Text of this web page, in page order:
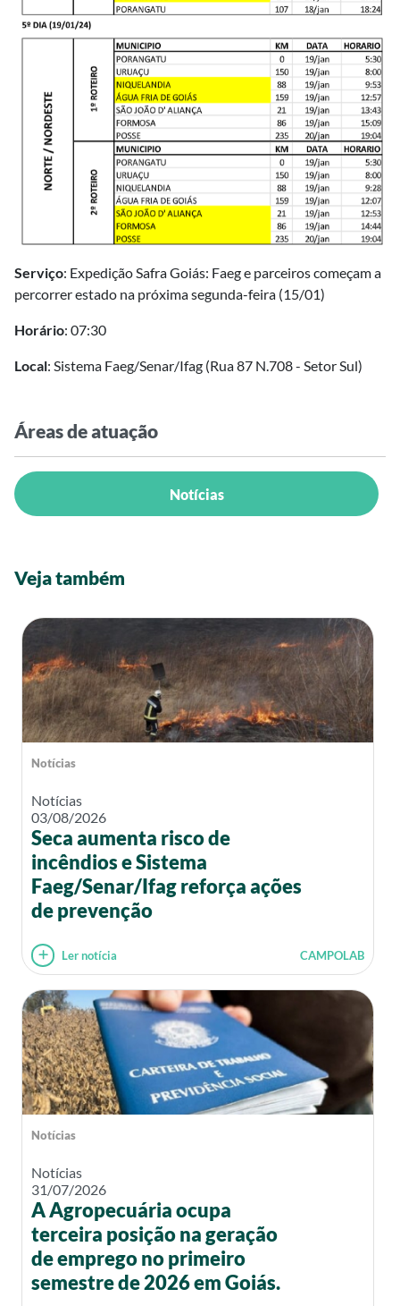
Serviço: Expedição Safra Goiás: Faeg e parceiros começam a
percorrer estado na próxima segunda-feira (15/01)
Horário: 07:30
Local: Sistema Faeg/Senar/Ifag (Rua 87 N.708 - Setor Sul)
Áreas de atuação
Notícias
Veja também
Notícias
Notícias
03/08/2026
Seca aumenta risco de
incêndios e Sistema
Faeg/Senar/Ifag reforça ações
de prevenção
Ler notícia CAMPOLAB
Notícias
Notícias
31/07/2026
A Agropecuária ocupa
terceira posição na geração
de emprego no primeiro
semestre de 2026 em Goiás.